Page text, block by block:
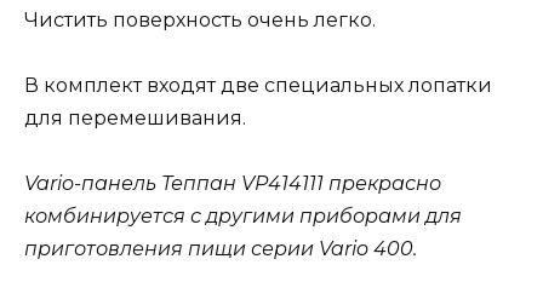
Чистить поверхность очень легко.
В комплект входят две специальных лопатки
для перемешивания.
Vario-панель Теппан VP414111 прекрасно
комбинируется с другими приборами для
приготовления пищи серии Vario 400.